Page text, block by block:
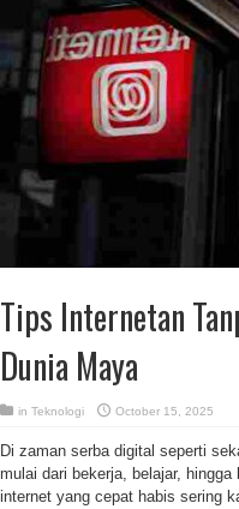
Tips Internetan
Dunia Maya
in Teknologi October 15, 2025
Di zaman serba digital seperti
mulai dari bekerja, belajar,
internet yang cepat habis sering